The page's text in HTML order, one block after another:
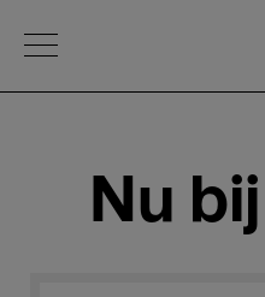
Open Menu
Nu